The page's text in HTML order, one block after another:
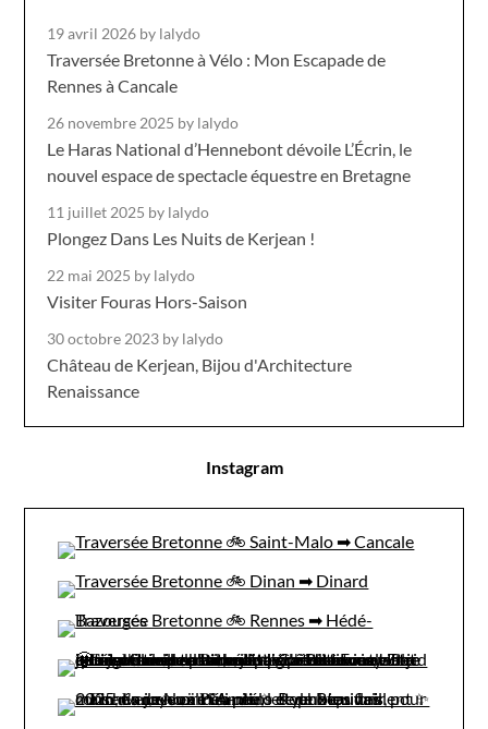
19 avril 2026 by lalydo
Traversée Bretonne à Vélo : Mon Escapade de
Rennes à Cancale
26 novembre 2025 by lalydo
Le Haras National d’Hennebont dévoile L’Écrin, le
nouvel espace de spectacle équestre en Bretagne
11 juillet 2025 by lalydo
Plongez Dans Les Nuits de Kerjean !
22 mai 2025 by lalydo
Visiter Fouras Hors-Saison
30 octobre 2023 by lalydo
Château de Kerjean, Bijou d'Architecture
Renaissance
Instagram